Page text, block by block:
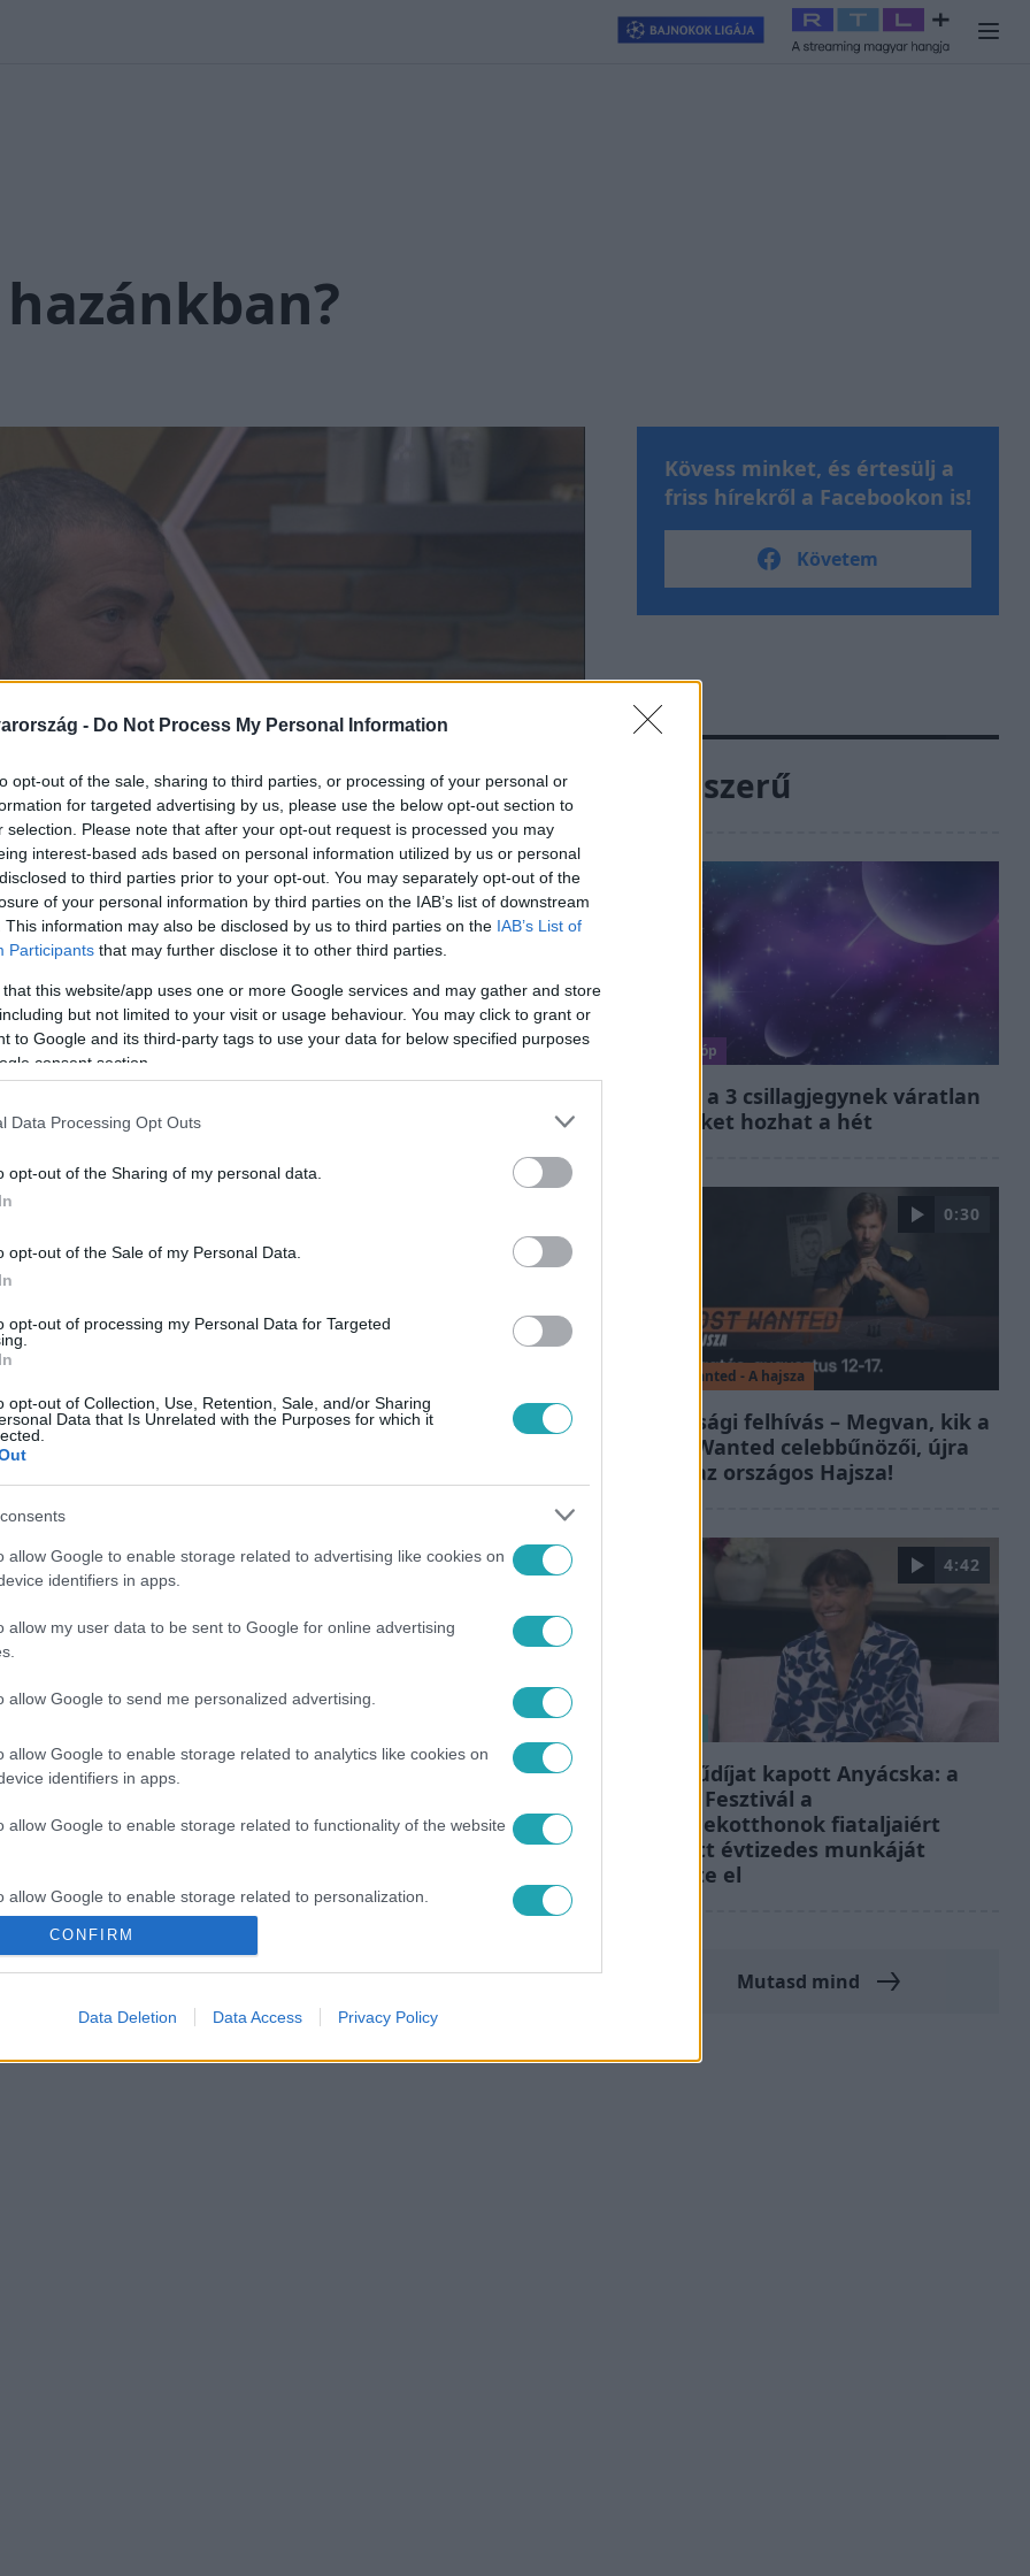
- Do Not Process My Personal Information
opt-out of the sale, sharing to third parties, or processing of your personal or
for targeted advertising by us, please use the below opt-out section to
selection. Please note that after your opt-out request is processed you may
interest-based ads based on personal information utilized by us or personal
to third parties prior to your opt-out. You may separately opt-out of the
of your personal information by third parties on the IAB’s list of downstream
This information may also be disclosed by us to third parties on the IAB’s List of
Participants that may further disclose it to other third parties.
that this website/app uses one or more Google services and may gather and store
but not limited to your visit or usage behaviour. You may click to grant or
to Google and its third-party tags to use your data for below specified purposes
consent section.
Data Processing Opt Outs
opt-out of the Sharing of my personal data.
opt-out of the Sale of my Personal Data.
opt-out of processing my Personal Data for Targeted
opt-out of Collection, Use, Retention, Sale, and/or Sharing
Data that Is Unrelated with the Purposes for which it
allow Google to enable storage related to advertising like cookies on
identifiers in apps.
allow my user data to be sent to Google for online advertising
allow Google to send me personalized advertising.
allow Google to enable storage related to analytics like cookies on
identifiers in apps.
allow Google to enable storage related to functionality of the website
allow Google to enable storage related to personalization.
allow Google to enable storage related to security, including
functionality and fraud prevention, and other user protection.
CONFIRM
Data Deletion Data Access Privacy Policy
RTL+ #Exek csatája 2026 #Celeb vagyok, ments
levegőjű országai közé
szerint évente 400 ezer ember hal meg
ez? Mit tehetünk? Simon Gergely
között legyen a Google-találatokban!
# KÖRNYEZETSZENNYEZÉS # #
RTL
Kövess minket, és értesülj a
friss hírekről a Facebookon is!
Követem
Népszerű
Horoszkóp
Ennek a 3 csillagjegynek váratlan
sikereket hozhat a hét
0:30
Most Wanted - A hajsza
Lakossági felhívás – Megvan, kik a
Most Wanted celebbűnözői, újra
indul az országos Hajsza!
4:42
Életműdíjat kapott Anyácska: a
Sziget Fesztivál a
gyermekotthonok fiataljaiért
végzett évtizedes munkáját
ismerte el
Mutasd mind